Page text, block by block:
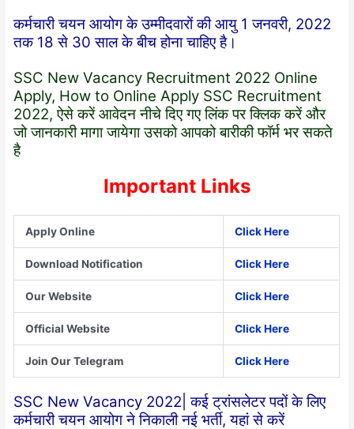
कर्मचारी चयन आयोग के उम्मीदवारों की आयु 1 जनवरी, 2022
तक 18 से 30 साल के बीच होना चाहिए है।
SSC New Vacancy Recruitment 2022 Online
Apply, How to Online Apply SSC Recruitment
2022, ऐसे करें आवेदन नीचे दिए गए लिंक पर क्लिक करें और
जो जानकारी मागा जायेगा उसको आपको बारीकी फॉर्म भर सकते
है
Important Links
Apply Online Click Here
Download Notification Click Here
Our Website Click Here
Official Website Click Here
Join Our Telegram Click Here
SSC New Vacancy 2022| कई ट्रांसलेटर पदों के लिए
कर्मचारी चयन आयोग ने निकाली नई भर्ती, यहां से करें